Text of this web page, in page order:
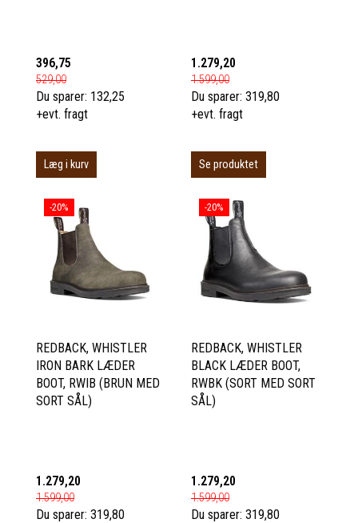
396,75
529,00
Du sparer: 132,25
+evt. fragt
Læg i kurv
1.279,20
1.599,00
Du sparer: 319,80
+evt. fragt
Se produktet
-20%
REDBACK, WHISTLER
IRON BARK LÆDER
BOOT, RWIB (BRUN MED
SORT SÅL)
1.279,20
1.599,00
Du sparer: 319,80
-20%
REDBACK, WHISTLER
BLACK LÆDER BOOT,
RWBK (SORT MED SORT
SÅL)
1.279,20
1.599,00
Du sparer: 319,80